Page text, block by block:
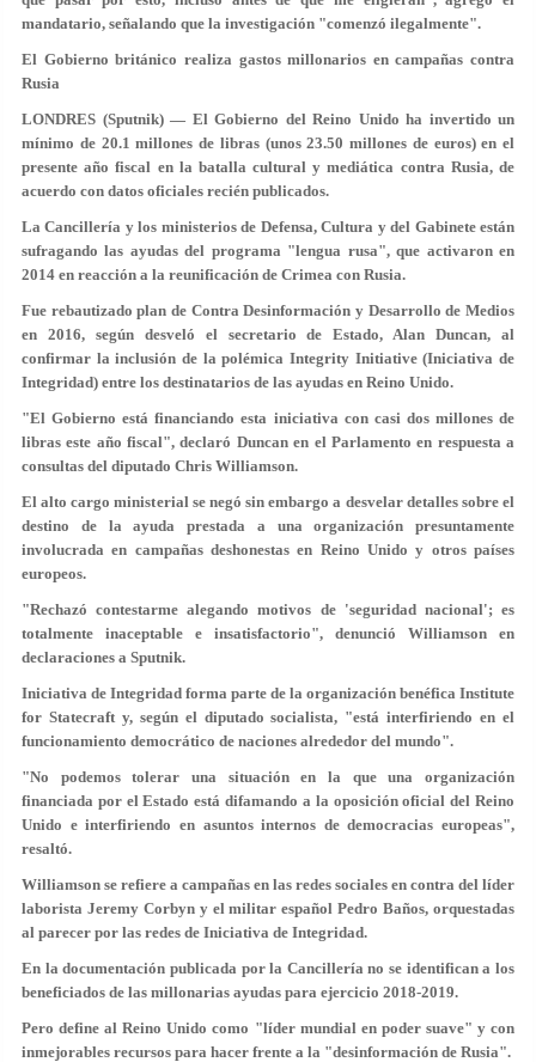
mandatario, señalando que la investigación "comenzó ilegalmente".
El Gobierno británico realiza gastos millonarios en campañas contra
Rusia
LONDRES (Sputnik) — El Gobierno del Reino Unido ha invertido un
mínimo de 20.1 millones de libras (unos 23.50 millones de euros) en el
presente año fiscal en la batalla cultural y mediática contra Rusia, de
acuerdo con datos oficiales recién publicados.
La Cancillería y los ministerios de Defensa, Cultura y del Gabinete están
sufragando las ayudas del programa "lengua rusa", que activaron en
2014 en reacción a la reunificación de Crimea con Rusia.
Fue rebautizado plan de Contra Desinformación y Desarrollo de Medios
en 2016, según desveló el secretario de Estado, Alan Duncan, al
confirmar la inclusión de la polémica Integrity Initiative (Iniciativa de
Integridad) entre los destinatarios de las ayudas en Reino Unido.
"El Gobierno está financiando esta iniciativa con casi dos millones de
libras este año fiscal", declaró Duncan en el Parlamento en respuesta a
consultas del diputado Chris Williamson.
El alto cargo ministerial se negó sin embargo a desvelar detalles sobre el
destino de la ayuda prestada a una organización presuntamente
involucrada en campañas deshonestas en Reino Unido y otros países
europeos.
"Rechazó contestarme alegando motivos de 'seguridad nacional'; es
totalmente inaceptable e insatisfactorio", denunció Williamson en
declaraciones a Sputnik.
Iniciativa de Integridad forma parte de la organización benéfica Institute
for Statecraft y, según el diputado socialista, "está interfiriendo en el
funcionamiento democrático de naciones alrededor del mundo".
"No podemos tolerar una situación en la que una organización
financiada por el Estado está difamando a la oposición oficial del Reino
Unido e interfiriendo en asuntos internos de democracias europeas",
resaltó.
Williamson se refiere a campañas en las redes sociales en contra del líder
laborista Jeremy Corbyn y el militar español Pedro Baños, orquestadas
al parecer por las redes de Iniciativa de Integridad.
En la documentación publicada por la Cancillería no se identifican a los
beneficiados de las millonarias ayudas para ejercicio 2018-2019.
Pero define al Reino Unido como "líder mundial en poder suave" y con
inmejorables recursos para hacer frente a la "desinformación de Rusia".